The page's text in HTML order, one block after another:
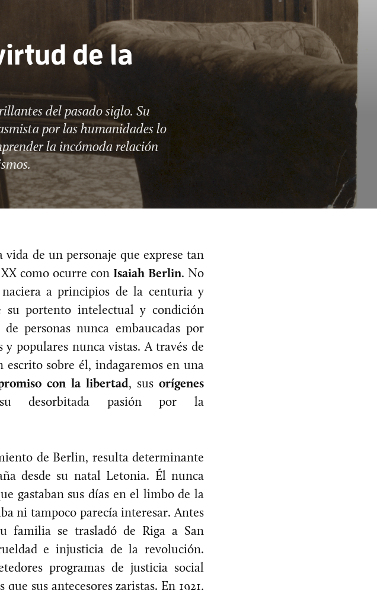
de la
del pasado siglo. Su
por las humanidades lo
la incómoda relación
de un personaje que exprese tan
como ocurre con Isaiah Berlin. No
a principios de la centuria y
portento intelectual y condición
personas nunca embaucadas por
populares nunca vistas. A través de
escrito sobre él, indagaremos en una
con la libertad, susorígenes
pasión por la
de Berlin, resulta determinante
desde su natal Letonia. Él nunca
gastaban sus días en el limbo de la
ni tampoco parecía interesar. Antes
familia se trasladó de Riga a San
e injusticia de la revolución.
programas de justicia social
sus antecesores zaristas. En 1921,